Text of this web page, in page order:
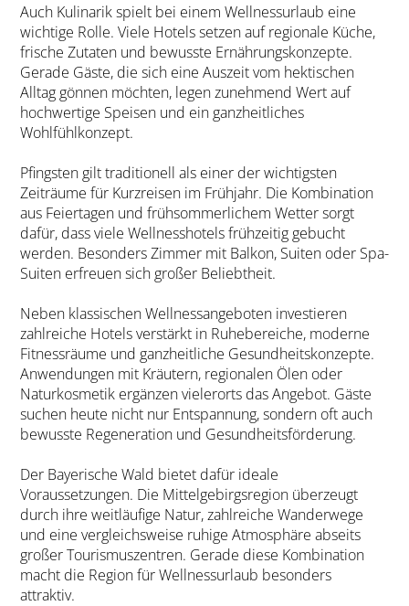
Auch Kulinarik spielt bei einem Wellnessurlaub eine
wichtige Rolle. Viele Hotels setzen auf regionale Küche,
frische Zutaten und bewusste Ernährungskonzepte.
Gerade Gäste, die sich eine Auszeit vom hektischen
Alltag gönnen möchten, legen zunehmend Wert auf
hochwertige Speisen und ein ganzheitliches
Wohlfühlkonzept.
Pfingsten gilt traditionell als einer der wichtigsten
Zeiträume für Kurzreisen im Frühjahr. Die Kombination
aus Feiertagen und frühsommerlichem Wetter sorgt
dafür, dass viele Wellnesshotels frühzeitig gebucht
werden. Besonders Zimmer mit Balkon, Suiten oder Spa-
Suiten erfreuen sich großer Beliebtheit.
Neben klassischen Wellnessangeboten investieren
zahlreiche Hotels verstärkt in Ruhebereiche, moderne
Fitnessräume und ganzheitliche Gesundheitskonzepte.
Anwendungen mit Kräutern, regionalen Ölen oder
Naturkosmetik ergänzen vielerorts das Angebot. Gäste
suchen heute nicht nur Entspannung, sondern oft auch
bewusste Regeneration und Gesundheitsförderung.
Der Bayerische Wald bietet dafür ideale
Voraussetzungen. Die Mittelgebirgsregion überzeugt
durch ihre weitläufige Natur, zahlreiche Wanderwege
und eine vergleichsweise ruhige Atmosphäre abseits
großer Tourismuszentren. Gerade diese Kombination
macht die Region für Wellnessurlaub besonders
attraktiv.